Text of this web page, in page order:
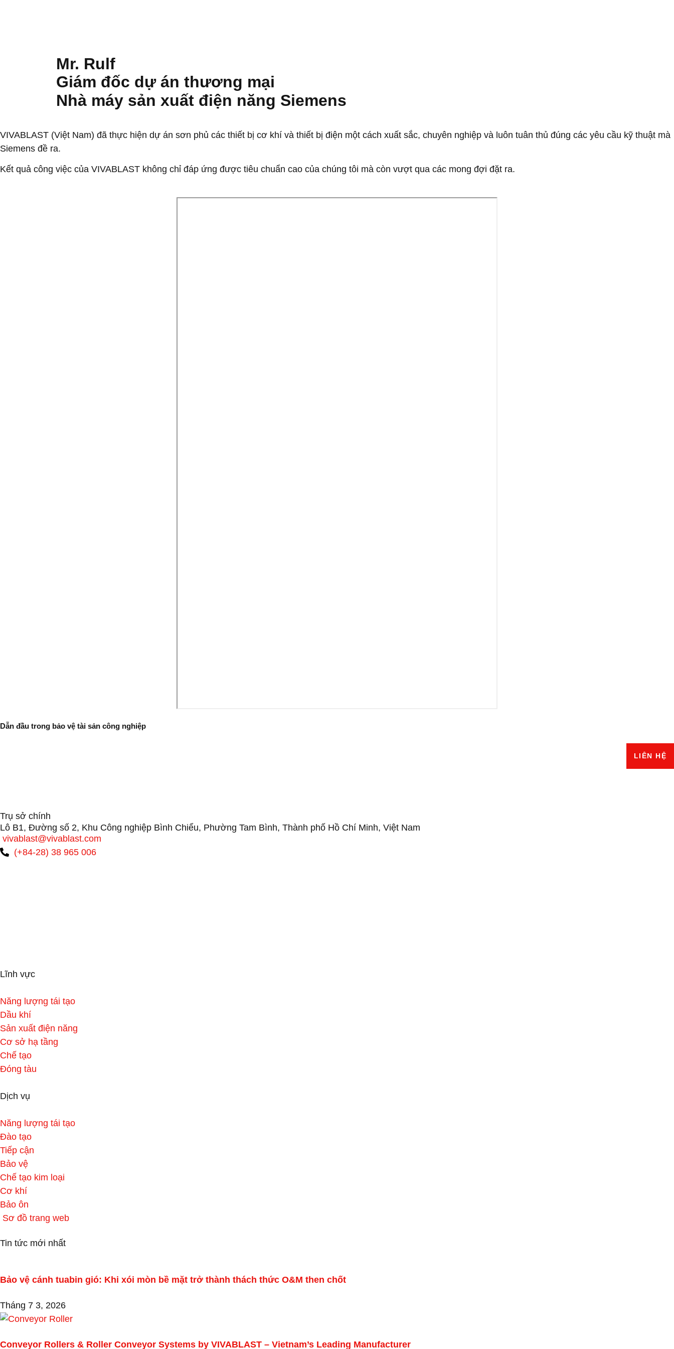
Mr. Rulf
Giám đốc dự án thương mại
Nhà máy sản xuất điện năng Siemens
VIVABLAST (Việt Nam) đã thực hiện dự án sơn phủ các thiết bị cơ khí và thiết bị điện một cách xuất sắc, chuyên nghiệp và luôn tuân thủ đúng các yêu cầu kỹ thuật mà
Siemens đề ra.
Kết quả công việc của VIVABLAST không chỉ đáp ứng được tiêu chuẩn cao của chúng tôi mà còn vượt qua các mong đợi đặt ra.
Dẫn đầu trong bảo vệ tài sản công nghiệp
LIÊN HỆ
Trụ sở chính
Lô B1, Đường số 2, Khu Công nghiệp Bình Chiểu, Phường Tam Bình, Thành phố Hồ Chí Minh, Việt Nam
vivablast@vivablast.com
(+84-28) 38 965 006
Lĩnh vực
Năng lượng tái tạo
Dầu khí
Sản xuất điện năng
Cơ sở hạ tầng
Chế tạo
Đóng tàu
Dịch vụ
Năng lượng tái tạo
Đào tạo
Tiếp cận
Bảo vệ
Chế tạo kim loại
Cơ khí
Bảo ôn
Sơ đồ trang web
Tin tức mới nhất
Bảo vệ cánh tuabin gió: Khi xói mòn bề mặt trở thành thách thức O&M then chốt
Tháng 7 3, 2026
Conveyor Rollers & Roller Conveyor Systems by VIVABLAST – Vietnam’s Leading Manufacturer